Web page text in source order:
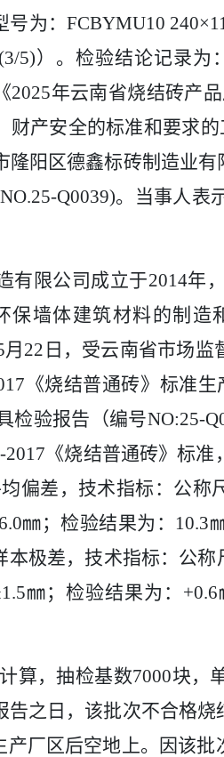
号为：FCBYMU10 240×
5)）。 检验结论记录为：
2025年云南省烧结砖产
财产安全的标准和要求
隆阳区德鑫标砖制造业
Q0039)。当事人表
有限公司成立于2014年
墙体建筑材料的制造
月 22 日，受云南省市场
《烧结普通砖》标准生
检验报告（编号NO:25-
2017 《烧结普通砖》标准
偏差，技术指标：公称
6.0㎜；检验结果为： 10.3
本极差，技术指标：公称
1.5㎜；检验结果为： +0.6
算，抽检基数7000块，
之日，该批次不合格
厂区后空地上。因该